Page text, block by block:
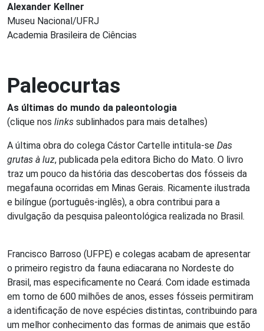
Alexander Kellner
Museu Nacional/UFRJ
Academia Brasileira de Ciências
Paleocurtas
As últimas do mundo da paleontologia
(clique nos links sublinhados para mais detalhes)
A última obra do colega Cástor Cartelle intitula-se Das
grutas à luz, publicada pela editora Bicho do Mato. O livro
traz um pouco da história das descobertas dos fósseis da
megafauna ocorridas em Minas Gerais. Ricamente ilustrada
e bilíngue (português-inglês), a obra contribui para a
divulgação da pesquisa paleontológica realizada no Brasil.
Francisco Barroso (UFPE) e colegas acabam de apresentar
o primeiro registro da fauna ediacarana no Nordeste do
Brasil, mas especificamente no Ceará. Com idade estimada
em torno de 600 milhões de anos, esses fósseis permitiram
a identificação de nove espécies distintas, contribuindo para
um melhor conhecimento das formas de animais que estão